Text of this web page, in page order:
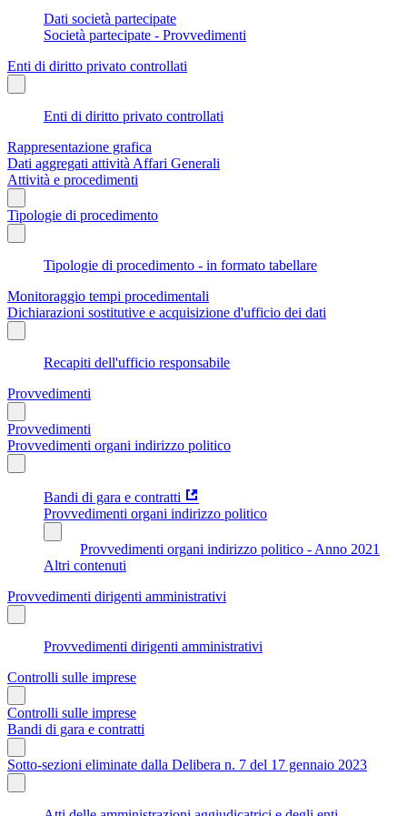
Dati società partecipate
Società partecipate - Provvedimenti
Enti di diritto privato controllati
Enti di diritto privato controllati
Rappresentazione grafica
Dati aggregati attività Affari Generali
Attività e procedimenti
Tipologie di procedimento
Tipologie di procedimento - in formato tabellare
Monitoraggio tempi procedimentali
Dichiarazioni sostitutive e acquisizione d'ufficio dei dati
Recapiti dell'ufficio responsabile
Provvedimenti
Provvedimenti
Provvedimenti organi indirizzo politico
Bandi di gara e contratti
Provvedimenti organi indirizzo politico
Provvedimenti organi indirizzo politico - Anno 2021
Altri contenuti
Provvedimenti dirigenti amministrativi
Provvedimenti dirigenti amministrativi
Controlli sulle imprese
Controlli sulle imprese
Bandi di gara e contratti
Sotto-sezioni eliminate dalla Delibera n. 7 del 17 gennaio 2023